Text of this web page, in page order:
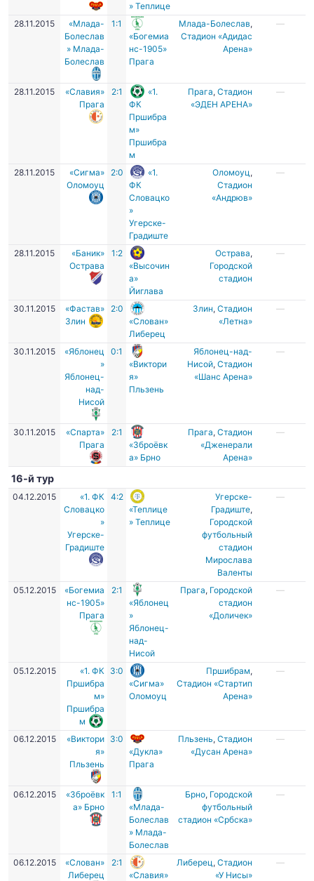
» Теплице
28.11.2015
«Млада-
Болеслав
» Млада-
Болеслав
1:1
«Богемиа
нс-1905»
Прага
Млада-Болеслав,
Стадион «Адидас
Арена»
—
28.11.2015
«Славия»
Прага
2:1
«1.
ФК
Пршибра
м»
Пршибра
м
Прага,Стадион
«ЭДЕН АРЕНА»
—
28.11.2015
«Сигма»
Оломоуц
2:0
«1.
ФК
Словацко
»
Угерске-
Градиште
Оломоуц ,
Стадион
«Андрюв»
—
28.11.2015
«Баник»
Острава
1:2
«Высочин
а»
Йиглава
Острава,
Городской
стадион
—
30.11.2015
«Фастав»
Злин
2:0
«Слован»
Либерец
Злин,Cтадион
«Летна»
—
30.11.2015
«Яблонец
»
Яблонец-
над-
Нисой
0:1
«Виктори
я»
Пльзень
Яблонец-над-
Нисой,Стадион
«Шанс Арена»
—
30.11.2015
«Спарта»
Прага
2:1
«Зброёвк
а» Брно
Прага,Стадион
«Дженерали
Арена»
—
16-й тур
04.12.2015
«1. ФК
Словацко
»
Угерске-
Градиште
4:2
«Теплице
» Теплице
Угерске-
Градиште,
Городской
футбольный
стадион
Мирослава
Валенты
—
05.12.2015
«Богемиа
нс-1905»
Прага
2:1
«Яблонец
»
Яблонец-
над-
Нисой
Прага, Городской
стадион
«Доличек»
—
05.12.2015
«1. ФК
Пршибра
м»
Пршибра
м
3:0
«Сигма»
Оломоуц
Пршибрам,
Стадион «Стартип
Арена»
—
06.12.2015
«Виктори
я»
Пльзень
3:0
«Дукла»
Прага
Пльзень,Стадион
«Дусан Арена»
—
06.12.2015
«Зброёвк
а» Брно
1:1
«Млада-
Болеслав
» Млада-
Болеслав
Брно, Городской
футбольный
стадион «Србска»
—
06.12.2015
«Слован»
Либерец
2:1
«Славия»
Либерец ,Стадион
«У Нисы»
—